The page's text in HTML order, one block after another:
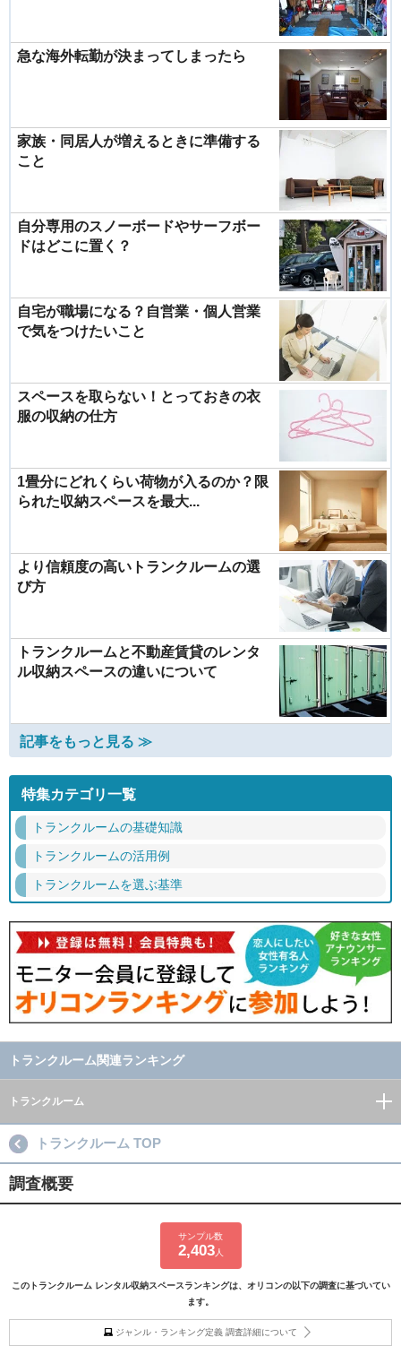
急な海外転勤が決まってしまったら
家族・同居人が増えるときに準備する
こと
自分専用のスノーボードやサーフボー
ドはどこに置く？
自宅が職場になる？自営業・個人営業
で気をつけたいこと
スペースを取らない！とっておきの衣
服の収納の仕方
1畳分にどれくらい荷物が入るのか？限
られた収納スペースを最大...
より信頼度の高いトランクルームの選
び方
トランクルームと不動産賃貸のレンタ
ル収納スペースの違いについて
記事をもっと見る ≫
特集カテゴリ一覧
トランクルームの基礎知識
トランクルームの活用例
トランクルームを選ぶ基準
トランクルーム関連ランキング
トランクルーム
トランクルーム TOP
調査概要
サンプル数
2,403人
このトランクルーム レンタル収納スペースランキングは、オリコンの以下の調査に基づいてい
ます。
ジャンル・ランキング定義 調査詳細について